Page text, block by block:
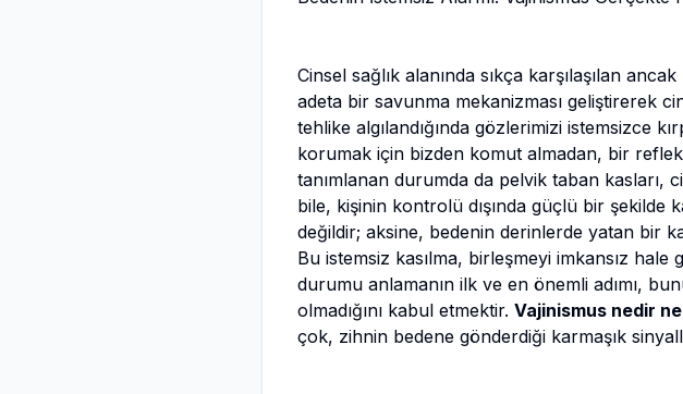
Cinsel sağlık alanında sıkça karşılaşılan
adeta bir savunma mekanizması geliştirerek
tehlike algılandığında gözlerimizi istemsizce
korumak için bizden komut almadan, bir
tanımlanan durumda da pelvik taban kasları,
bile, kişinin kontrolü dışında güçlü bir şekilde
değildir; aksine, bedenin derinlerde yatan bir
Bu istemsiz kasılma, birleşmeyi imkansız hale
durumu anlamanın ilk ve en önemli adımı,
olmadığını kabul etmektir. Vajinismus nedir
çok, zihnin bedene gönderdiği karmaşık